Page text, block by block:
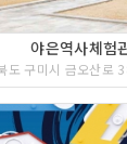
야은역사체험
도 구미시 금오산로